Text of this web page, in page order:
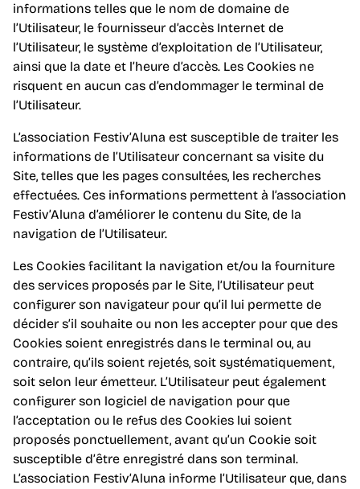
informations telles que le nom de domaine de
l’Utilisateur, le fournisseur d’accès Internet de
l’Utilisateur, le système d’exploitation de l’Utilisateur,
ainsi que la date et l’heure d’accès. Les Cookies ne
risquent en aucun cas d’endommager le terminal de
l’Utilisateur.
L’association Festiv’Aluna est susceptible de traiter les
informations de l’Utilisateur concernant sa visite du
Site, telles que les pages consultées, les recherches
effectuées. Ces informations permettent à l’association
Festiv’Aluna d’améliorer le contenu du Site, de la
navigation de l’Utilisateur.
Les Cookies facilitant la navigation et/ou la fourniture
des services proposés par le Site, l’Utilisateur peut
configurer son navigateur pour qu’il lui permette de
décider s’il souhaite ou non les accepter pour que des
Cookies soient enregistrés dans le terminal ou, au
contraire, qu’ils soient rejetés, soit systématiquement,
soit selon leur émetteur. L’Utilisateur peut également
configurer son logiciel de navigation pour que
l’acceptation ou le refus des Cookies lui soient
proposés ponctuellement, avant qu’un Cookie soit
susceptible d’être enregistré dans son terminal.
L’association Festiv’Aluna informe l’Utilisateur que, dans